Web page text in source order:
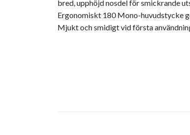
bred, upphöjd nosdel för smickrande
Ergonomiskt 180 Mono-huvudstycke
Mjukt och smidigt vid första